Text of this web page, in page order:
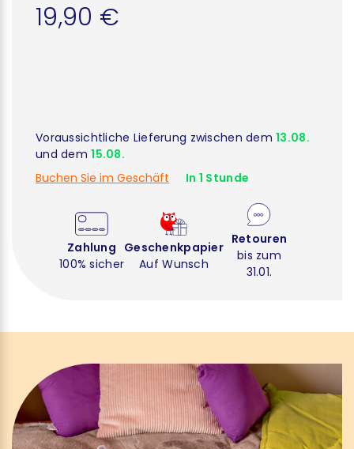
19,90 €
Voraussichtliche Lieferung zwischen dem13.08.
und dem15.08.
Buchen Sie im Geschäft
In 1 Stunde
Zahlung
100% sicher
Geschenkpapier
Auf Wunsch
Retouren
bis zum
31.01.